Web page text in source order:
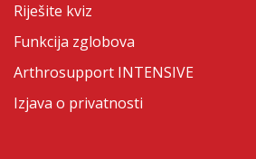
Riješite kviz
Funkcija zglobova
Arthrosupport INTENSIVE
Izjava o privatnosti